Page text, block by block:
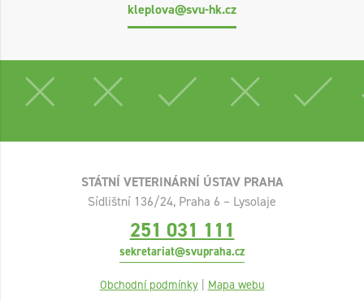
kleplova@svu-hk.cz
STÁTNÍ VETERINÁRNÍ ÚSTAV PRAHA
Sídlištní 136/24, Praha 6 – Lysolaje
251 031 111
sekretariat@svupraha.cz
Obchodní podmínky | Mapa webu